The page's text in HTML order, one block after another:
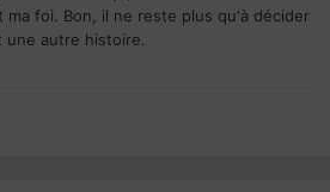
ma foi. Bon, il ne reste plus qu'à décider
une autre histoire.